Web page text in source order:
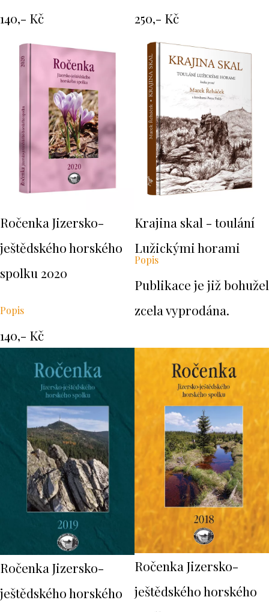
140,- Kč 250,- Kč
Ročenka Jizersko-
ještědského horského
spolku 2020
Popis
140,- Kč
Krajina skal - toulání
Lužickými horami
Popis
Publikace je již bohužel
zcela vyprodána.
Ročenka Jizersko-
ještědského horského
Ročenka Jizersko-
ještědského horského